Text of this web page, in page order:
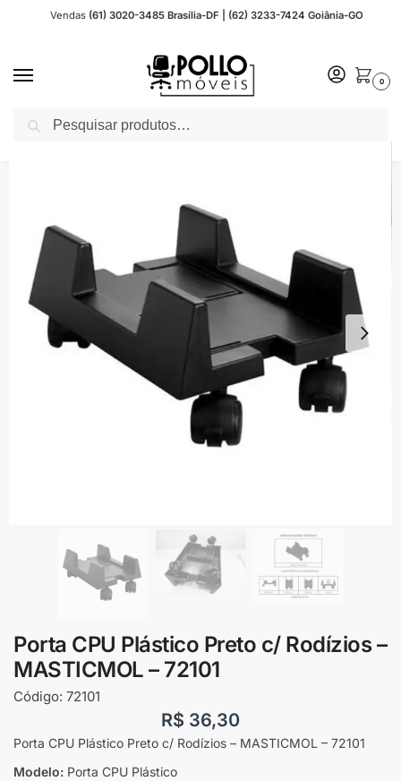
Vendas (61) 3020-3485 Brasília-DF | (62) 3233-7424 Goiânia-GO
0
Início Outros - Acessórios para Escritório
Porta CPU Plástico Preto c/ Rodízios –
MASTICMOL – 72101
Código: 72101
R$ 36,30
Porta CPU Plástico Preto c/ Rodízios – MASTICMOL – 72101
Modelo: Porta CPU Plástico